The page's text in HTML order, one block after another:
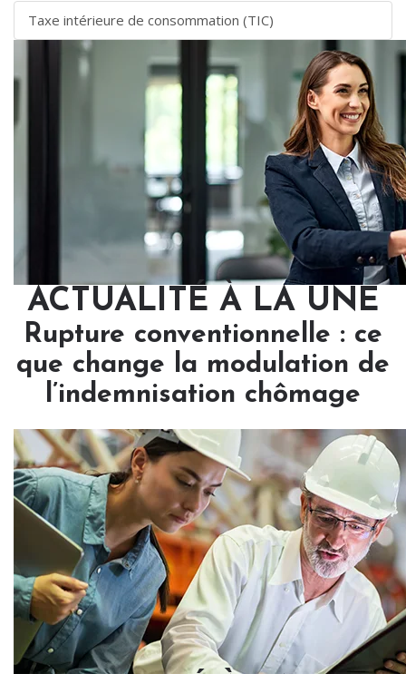
Taxe intérieure de consommation (TIC)
ACTUALITÉ À LA UNE
Rupture conventionnelle : ce
que change la modulation de
l’indemnisation chômage